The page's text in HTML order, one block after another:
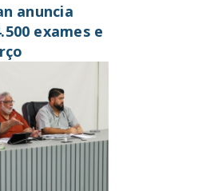
anuncia
exames e